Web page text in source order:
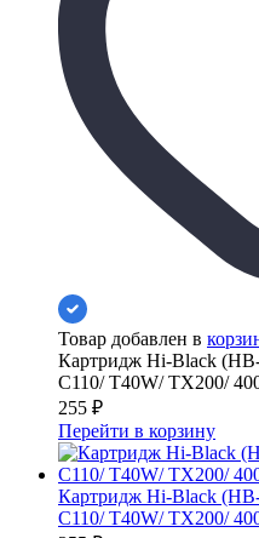
Товар добавлен в
Картридж Hi-Black
C110/ T40W/ TX200/
255 ₽
Перейти в корзину
Картридж Hi-Black
C110/ T40W/ TX200/